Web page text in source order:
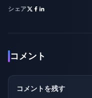
シェア
コメント
コメントを残す